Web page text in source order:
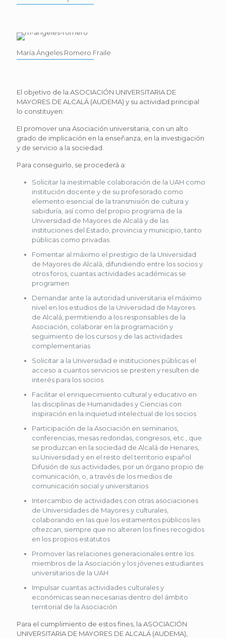
María Ángeles Romero Fraile
El objetivo de la ASOCIACIÓN UNIVERSITARIA DE
MAYORES DE ALCALÁ (AUDEMA) y su actividad principal
lo constituyen:
El promover una Asociación universitaria, con un alto
grado de implicación en la enseñanza, en la investigación
y de servicio a la sociedad.
Para conseguirlo, se procederá a:
Solicitar la inestimable colaboración de la UAH como
institución docente y de su profesorado como
elemento esencial de la transmisión de cultura y
sabiduría, así como del propio programa de la
Universidad de Mayores de Alcalá y de las
instituciones del Estado, provincia y municipio, tanto
públicas como privadas
Fomentar al máximo el prestigio de la Universidad
de Mayores de Alcalá, difundiendo entre los socios y
otros foros, cuantas actividades académicas se
programen
Demandar ante la autoridad universitaria el máximo
nivel en los estudios de la Universidad de Mayores
de Alcalá, permitiendo a los responsables de la
Asociación, colaborar en la programación y
seguimiento de los cursos y de las actividades
complementarias
Solicitar a la Universidad e instituciones públicas el
acceso a cuantos servicios se presten y resulten de
interés para los socios
Facilitar el enriquecimiento cultural y educativo en
las disciplinas de Humanidades y Ciencias con
inspiración en la inquietud intelectual de los socios
Participación de la Asociación en seminarios,
conferencias, mesas redondas, congresos, etc., que
se produzcan en la sociedad de Alcalá de Henares,
su Universidad y en el resto del territorio español
Difusión de sus actividades, por un órgano propio de
comunicación, o, a través de los medios de
comunicación social y universitarios
Intercambio de actividades con otras asociaciones
de Universidades de Mayores y culturales,
colaborando en las que los estamentos públicos les
ofrezcan, siempre que no alteren los fines recogidos
en los propios estatutos
Promover las relaciones generacionales entre los
miembros de la Asociación y los jóvenes estudiantes
universitarios de la UAH
Impulsar cuantas actividades culturales y
económicas sean necesarias dentro del ámbito
territorial de la Asociación
Para el cumplimiento de estos fines, la ASOCIACIÓN
UNIVERSITARIA DE MAYORES DE ALCALÁ (AUDEMA),